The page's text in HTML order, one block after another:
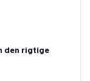
den rigtige